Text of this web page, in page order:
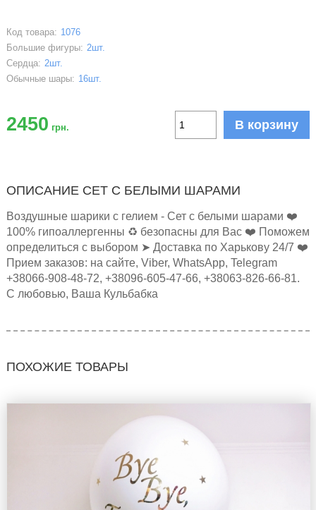
Код товара: 1076
Большие фигуры: 2шт.
Сердца: 2шт.
Обычные шары: 16шт.
2450 грн. В корзину
ОПИСАНИЕ СЕТ С БЕЛЫМИ ШАРАМИ
Воздушные шарики с гелием - Сет с белыми шарами ❤️
100% гипоаллергенны ♻️ безопасны для Вас ❤️ Поможем
определиться с выбором ➤ Доставка по Харькову 24/7 ❤️
Прием заказов: на сайте, Viber, WhatsApp, Telegram
+38066-908-48-72, +38096-605-47-66, +38063-826-66-81.
С любовью, Ваша Кульбабка
ПОХОЖИЕ ТОВАРЫ